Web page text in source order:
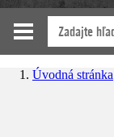
Úvodná stránka